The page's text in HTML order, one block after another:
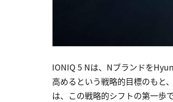
IONIQ 5 Nは、Nブランドを
高めるという戦略的目標のもと
は、この戦略的シフトの第一歩